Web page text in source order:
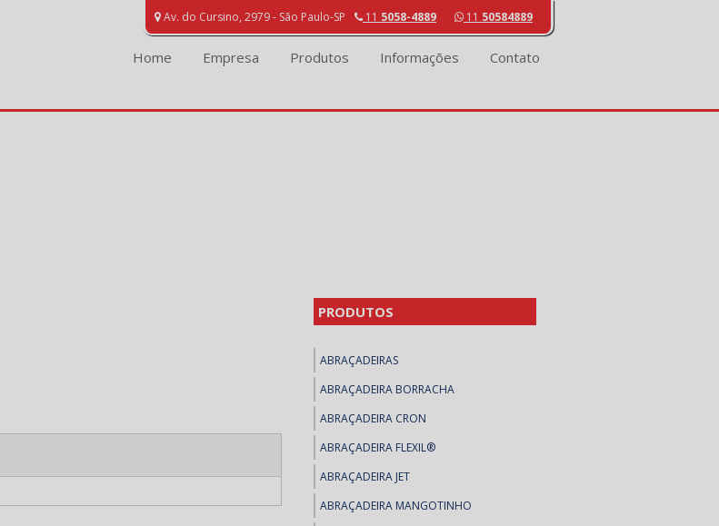
Av. do Cursino, 2979 - São Paulo-SP 11 50584889
11 5058-4889
Home Empresa Produtos Informações Contato
PRODUTOS
ABRAÇADEIRAS
ABRAÇADEIRA BORRACHA
ABRAÇADEIRA CRON
ABRAÇADEIRA FLEXIL®
ABRAÇADEIRA JET
ABRAÇADEIRA MANGOTINHO